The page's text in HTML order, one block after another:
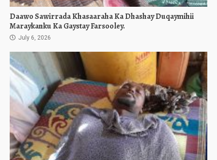
Daawo Sawirrada Khasaaraha Ka Dhashay Duqaymihii
Maraykanku Ka Gaystay Farsooley.
July 6, 2026